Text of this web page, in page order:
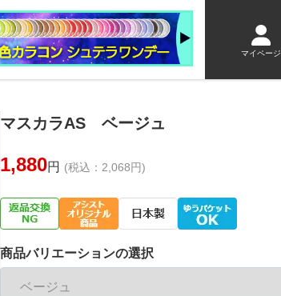
マイページ
マスカラAS ベージュ
1,880円 (税込：2,068円)
商品バリエーションの選択